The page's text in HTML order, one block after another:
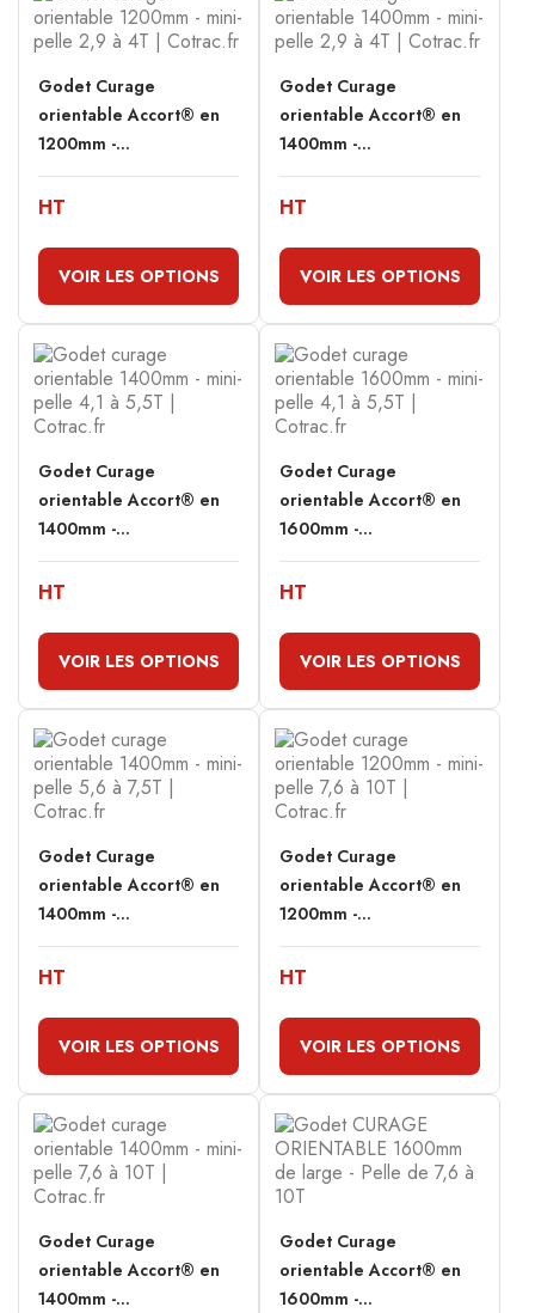
Godet Curage
orientable Accort® en
1200mm -...
HT
VOIR LES OPTIONS
Godet Curage
orientable Accort® en
1400mm -...
HT
VOIR LES OPTIONS
Godet Curage
orientable Accort® en
1400mm -...
HT
VOIR LES OPTIONS
Godet Curage
orientable Accort® en
1600mm -...
HT
VOIR LES OPTIONS
Godet Curage
orientable Accort® en
1400mm -...
HT
VOIR LES OPTIONS
Godet Curage
orientable Accort® en
1200mm -...
HT
VOIR LES OPTIONS
Godet Curage
orientable Accort® en
1400mm -...
Godet Curage
orientable Accort® en
1600mm -...